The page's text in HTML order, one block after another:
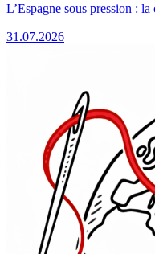
L’Espagne sous pression :
31.07.2026